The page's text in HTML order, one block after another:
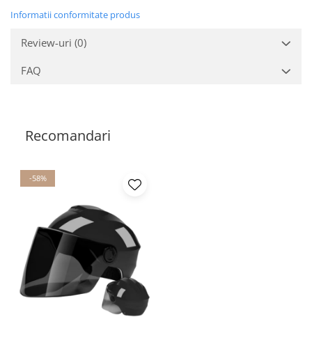
Informatii conformitate produs
Review-uri (0)
FAQ
Recomandari
-58%